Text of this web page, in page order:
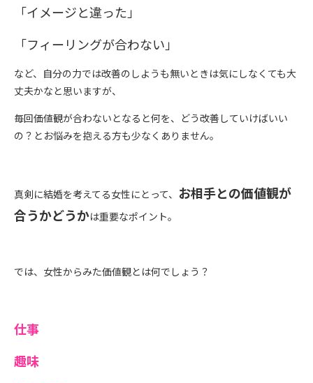
「イメージと違った」
「フィーリングが合わない」
など、自分の力では改善のしようも無いときは気にしなくても大
丈夫かなと思いますが、
毎回価値観が合わないとなると何を、どう改善していけばいい
の？とお悩みを抱える方も少なくありません。
真剣に結婚を考えてる女性にとって、 お相手との価値観が
合うかどうかは重要なポイント。
では、女性からみた価値観とは何でしょう？
仕事
趣味